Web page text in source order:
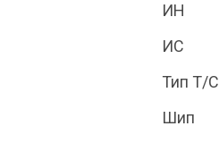
ИН
ИС
Тип Т/С
Шип